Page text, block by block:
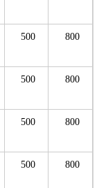
500 800
500 800
500 800
500 800